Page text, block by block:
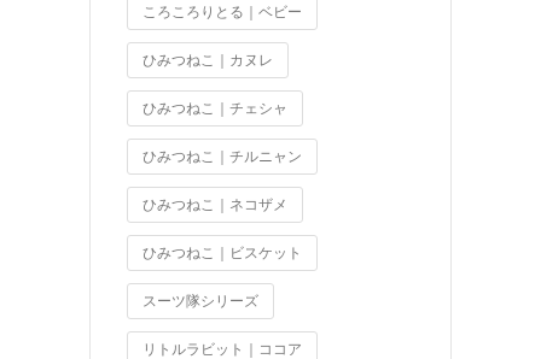
ころころりとる｜ベビー
ひみつねこ｜カヌレ
ひみつねこ｜チェシャ
ひみつねこ｜チルニャン
ひみつねこ｜ネコザメ
ひみつねこ｜ビスケット
スーツ隊シリーズ
リトルラビット｜ココア